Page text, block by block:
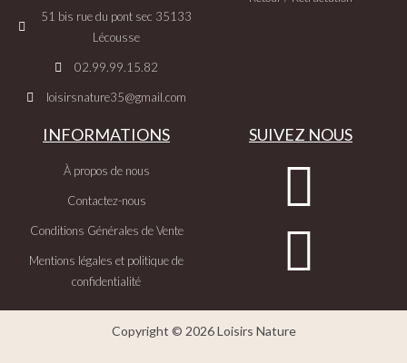
51 bis rue du pont sec 35133
Lécousse
02.99.99.15.82
loisirsnature35@gmail.com
INFORMATIONS
À propos de nous
Contactez-nous
Conditions Générales de Vente
Mentions légales et politique de
confidentialité
SUIVEZ NOUS
Copyright © 2026 Loisirs Nature